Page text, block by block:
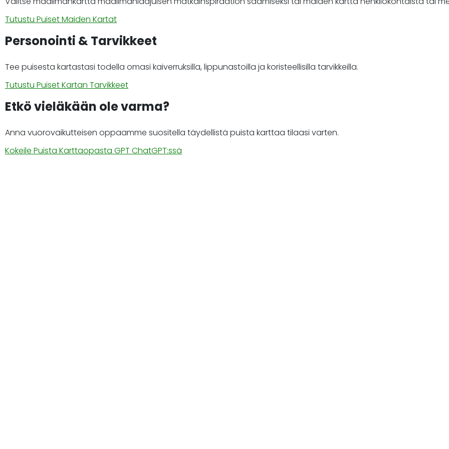
Tutustu Puiset Maiden Kartat
Personointi & Tarvikkeet
Tee puisesta kartastasi todella omasi kaiverruksilla, lippunastoilla ja koristeellisilla tarvikkeilla.
Tutustu Puiset Kartan Tarvikkeet
Etkö vieläkään ole varma?
Anna vuorovaikutteisen oppaamme suositella täydellistä puista karttaa tilaasi varten.
Kokeile Puista Karttaopasta GPT ChatGPT:ssä